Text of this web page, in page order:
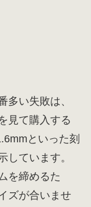
多い失敗は、
見て購入する
といった刻
しています。
を締めるた
ズが合いませ